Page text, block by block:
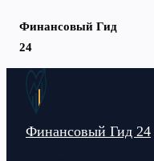
Финансовый Гид
24
Перейти
Финансовый Гид 24